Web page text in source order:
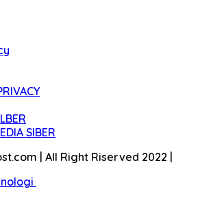
SIBER
| All Right Riserved 2022 |